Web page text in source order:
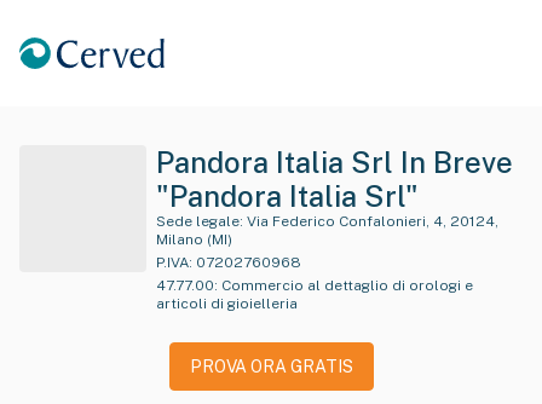
Pandora Italia Srl In Breve
"Pandora Italia Srl"
Sede legale:
Milano (MI)
P.IVA: 07202760968
47.77.00: Commercio al dettaglio di orologi e
articoli di gioielleria
PROVA ORA GRATIS